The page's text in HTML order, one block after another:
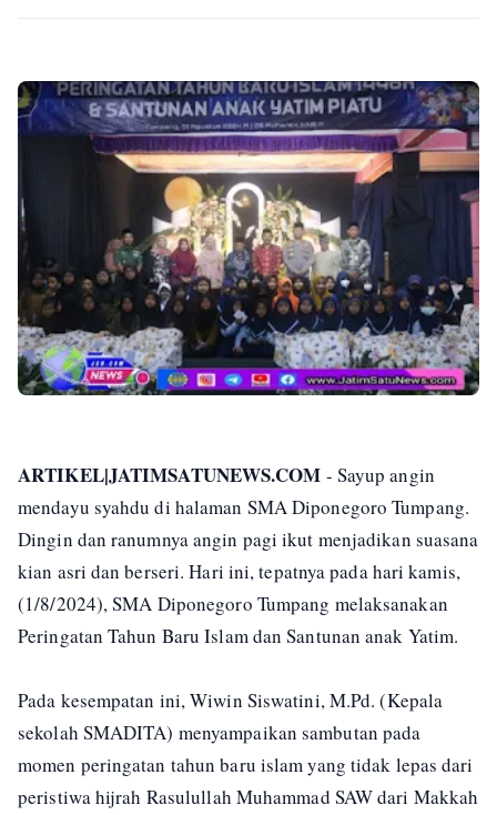
ARTIKEL|JATIMSATUNEWS.COM - Sayup angin
mendayu syahdu di halaman SMA Diponegoro Tumpang.
Dingin dan ranumnya angin pagi ikut menjadikan suasana
kian asri dan berseri. Hari ini, tepatnya pada hari kamis,
(1/8/2024), SMA Diponegoro Tumpang melaksanakan
Peringatan Tahun Baru Islam dan Santunan anak Yatim.
Pada kesempatan ini, Wiwin Siswatini, M.Pd. (Kepala
sekolah SMADITA) menyampaikan sambutan pada
momen peringatan tahun baru islam yang tidak lepas dari
peristiwa hijrah Rasulullah Muhammad SAW dari Makkah